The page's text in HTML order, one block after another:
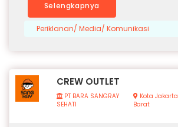
Selengkapnya
Periklanan/ Media/ Komunikasi
CREW OUTLET
PT BARA SANGRAY
SEHATI
Kota Jakarta
Barat